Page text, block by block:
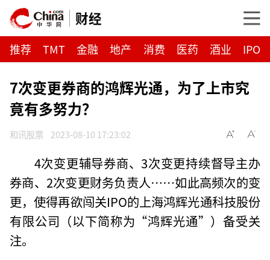
财经
推荐 TMT 金融 地产 消费 医药 酒业 IPO
7次变更券商的鸿辉光通，为了上市究
竟有多努力？
和讯股票 2023-08-10 17:23:02
4次变更辅导券商、3次变更持续督导主办
券商、2次变更财务负责人……如此高频次的变
更，使得再欲闯关IPO的上海鸿辉光通科技股份
有限公司（以下简称为“鸿辉光通”）备受关
注。